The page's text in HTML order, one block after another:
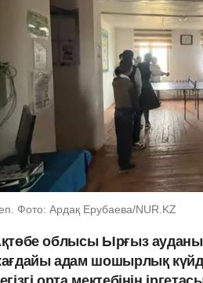
Фото: Ардақ Ерубаева/NUR.KZ
облысы Ырғыз
адам шошырлық